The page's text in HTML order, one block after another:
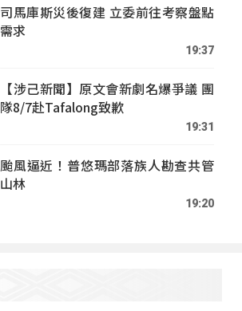
司馬庫斯災後復建 立委前往考察盤點
需求
19:37
【涉己新聞】原文會新劇名爆爭議 團
隊8/7赴Tafalong致歉
19:31
颱風逼近！普悠瑪部落族人勘查共管
山林
19:20